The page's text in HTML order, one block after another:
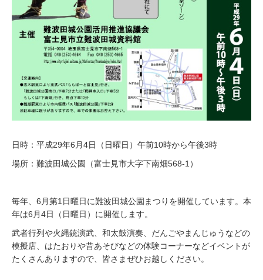
日時：平成29年6月4日（日曜日）午前10時から午後3時
場所：難波田城公園（富士見市大字下南畑568-1）
毎年、6月第1日曜日に難波田城公園まつりを開催しています。本
年は6月4日（日曜日）に開催します。
武者行列や火縄銃演武、和太鼓演奏、だんごやまんじゅうなどの
模擬店、はたおりや昔あそびなどの体験コーナーなどイベントが
たくさんありますので、皆さまぜひお越しください。